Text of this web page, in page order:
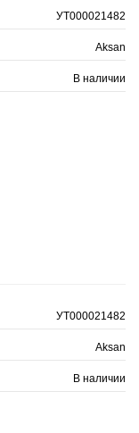
УТ000021482
Aksan
В наличии
УТ000021482
Aksan
В наличии